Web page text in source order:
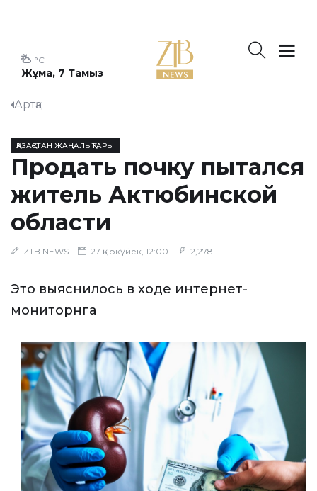
Жұма, 7 Тамыз
°C
Артқа
ҚАЗАҚСТАН ЖАҢАЛЫҚТАРЫ
Продать почку пытался
житель Актюбинской
области
ZTB NEWS 27 қыркүйек, 12:00 2,278
Это выяснилось в ходе интернет-
мониторнга